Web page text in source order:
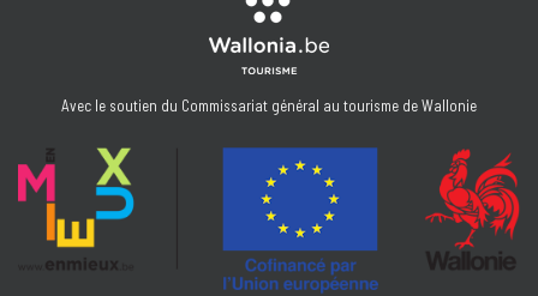
Avec le soutien du Commissariat général au tourisme de Wallonie